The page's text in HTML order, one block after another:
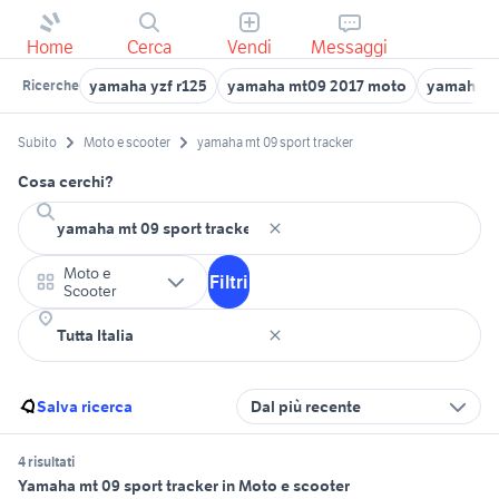
Home Cerca Vendi Messaggi
Ricerche yamaha yzf r125 yamaha mt09 2017 moto yamaha
Subito Moto e scooter yamaha mt 09 sport tracker
Cosa cerchi?
Moto e
Scooter
Filtri
Salva ricerca Dal più recente
4 risultati
Yamaha mt 09 sport tracker in Moto e scooter